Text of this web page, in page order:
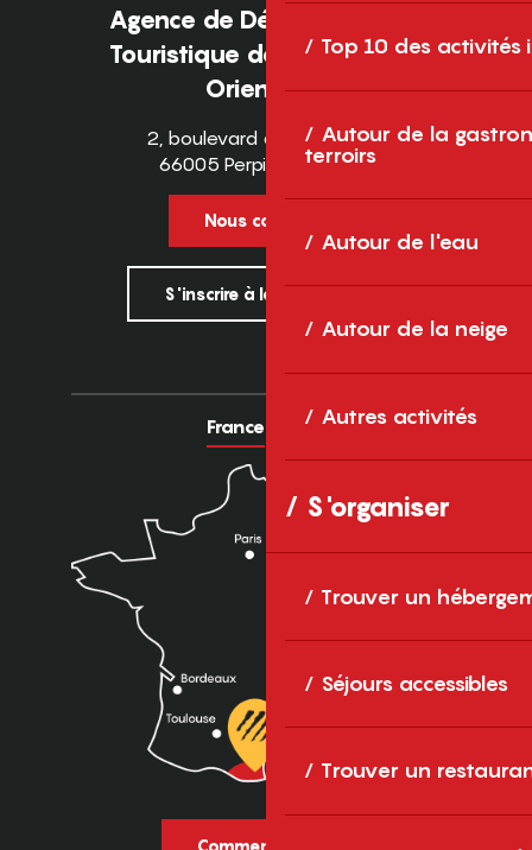
Top 10 des activités
Autour de la
terroirs
Autour de l'eau
Autour de la neige
Autres activités
S'organiser
Trouver un
Séjours accessibles
Trouver un
Agence de Développement
Touristique des Pyrénées-
Orientales
2, boulevard des Pyrénées
66005 Perpignan Cedex
Nous contacter
S'inscrire à la newsletter
France Europe
Comment venir ?